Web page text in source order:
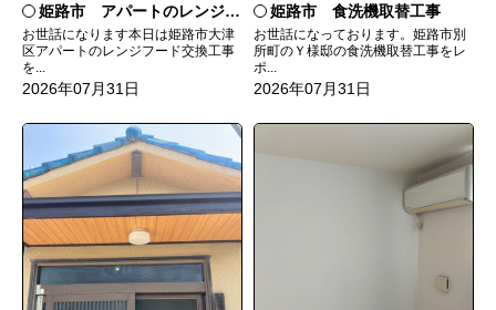
姫路市 アパートのレンジフード交換
お世話になります本日は姫路市大津
区アパートのレンジフード交換工事
を...
2026年07月31日
姫路市 食洗機取替工事
お世話になっております。姫路市別
所町のＹ様邸の食洗機取替工事をレ
ポ...
2026年07月31日